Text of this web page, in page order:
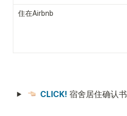
住在Airbnb
CLICK! 宿舍居住确认书